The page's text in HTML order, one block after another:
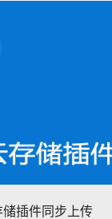
储插件同步上传